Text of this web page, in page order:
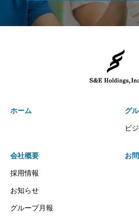
ホーム グ
ビ
会社概要
採用情報
お知らせ
グループ月報
お